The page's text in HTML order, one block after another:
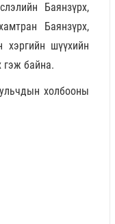
Баянзүрх,
Баянзүрх,
хэргийн шүүхийн
гэж байна.
холбооны